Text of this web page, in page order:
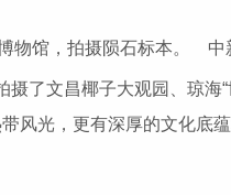
物馆，拍摄陨石标本。 中
文昌椰子大观园、琼海“
风光，更有深厚的文化底蕴